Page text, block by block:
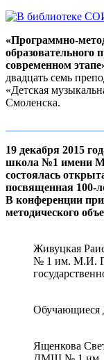
«Программно-
образовательного
современном
двадцать семь
«Детская
Смоленска.
19 декабря 2015
школа №1 имени
состоялась
посвященная 100-
В конференции
методического
Живуцкая
№ 1 им. М.И.
Ященкова